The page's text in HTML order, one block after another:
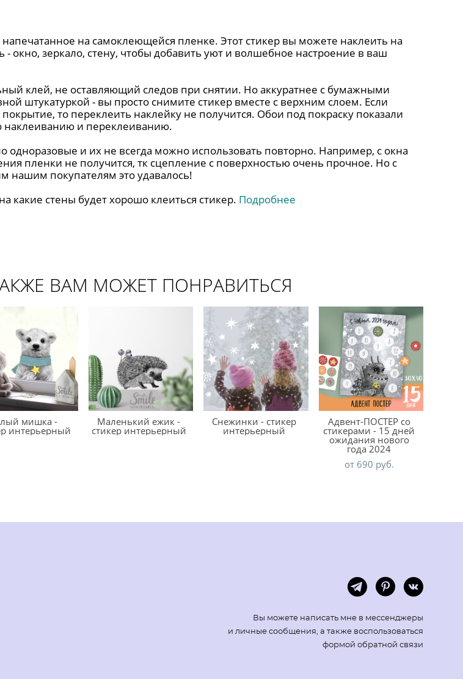
на самоклеющейся пленке. Этот стикер вы можете наклеить на
окно, зеркало, стену, чтобы добавить уют и волшебное настроение в ваш
клей, не оставляющий следов при снятии. Но аккуратнее с бумажными
штукатуркой - вы просто cнимите стикер вместе с верхним слоем. Если
то переклеить наклейку не получится. Обои под покраску показали
наклеиванию и переклеиванию.
одноразовые и их не всегда можно использовать повторно. Например, с окна
пленки не получится, тк сцепление с поверхностью очень прочное. Но с
нашим покупателям это удавалось!
какие стены будет хорошо клеиться стикер. Подробнее
ВАМ МОЖЕТ ПОНРАВИТЬСЯ
мишка -
интерьерный
Маленький ежик -
стикер интерьерный
Снежинки - стикер
интерьерный
Адвент-ПОСТЕР со
стикерами - 15 дней
ожидания нового
года 2024
от 690 pуб.
Вы можете написать мне в мессенджеры
и личные сообщения, а также воспользоваться
формой обратной связи